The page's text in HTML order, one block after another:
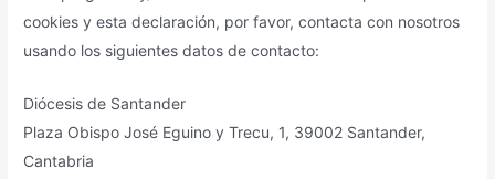
cookies y esta declaración, por favor, contacta con nosotros
usando los siguientes datos de contacto:
Diócesis de Santander
Plaza Obispo José Eguino y Trecu, 1, 39002 Santander,
Cantabria